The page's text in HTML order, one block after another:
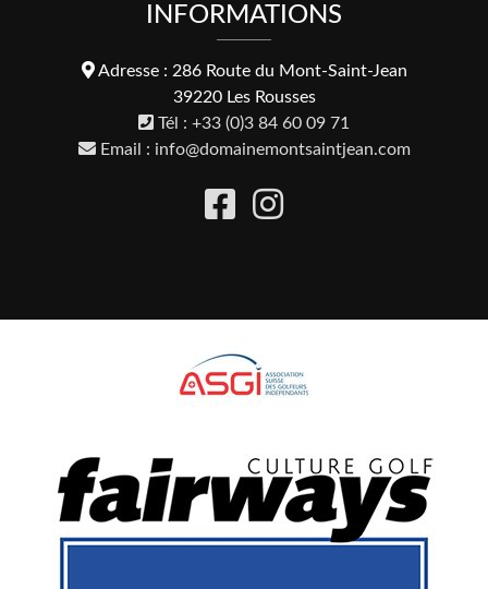
INFORMATIONS
Adresse : 286 Route du Mont-Saint-Jean
39220 Les Rousses
Tél : +33 (0)3 84 60 09 71
Email : info@domainemontsaintjean.com